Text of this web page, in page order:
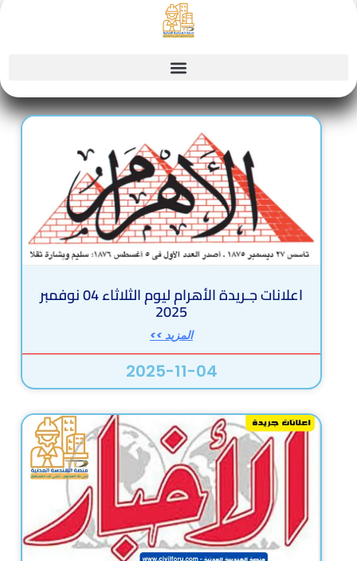
اعلانات جـريدة الأهرام ليوم الثلاثاء 04 نوفمبر
2025
المزيد >>
2025-11-04
Page
PagePagePagePage